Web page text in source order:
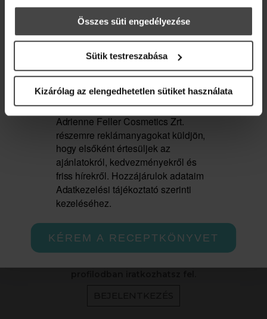
Összes süti engedélyezése
Sütik testreszabása
Kizárólag az elengedhetetlen sütiket használata
FELIRATKOZOM
Feliratkozom a hírlevélre, és hozzájárulok
ahhoz, hogy az Adrienne Feller Cosmetics Zrt.
részemre reklámanyagokat küldjön, hogy
elsőként értesüljek az ajánlatokról,
kedvezményekről és friss hírekről.
Hozzájárulok adataim Adatkezelési tájékoztató
szerinti kezeléséhez.
Marketing hozzájárulás
Feliratkozom a hírlevélre, és
hozzájárulok ahhoz, hogy az
Adrienne Feller Cosmetics Zrt.
részemre reklámanyagokat küldjön,
hogy elsőként értesüljek az
ajánlatokról, kedvezményekről és
friss hírekről. Hozzájárulok adataim
Adatkezelési tájékoztató szerinti
kezeléséhez.
KÉREM A RECEPTKÖNYVET